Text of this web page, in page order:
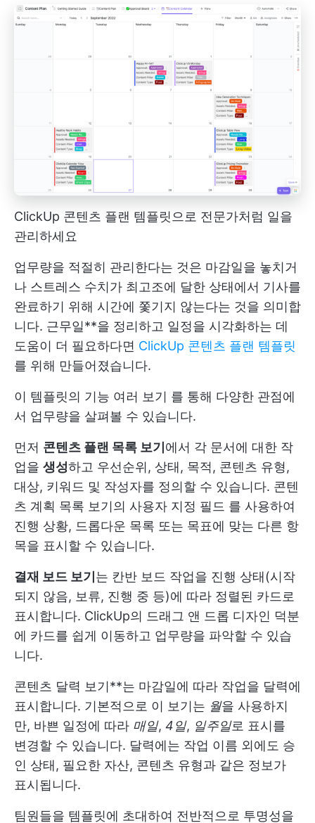
ClickUp 콘텐츠 플랜 템플릿으로 전문가처럼 일을
관리하세요
업무량을 적절히 관리한다는 것은 마감일을 놓치거
나 스트레스 수치가 최고조에 달한 상태에서 기사를
완료하기 위해 시간에 쫓기지 않는다는 것을 의미합
니다. 근무일**을 정리하고 일정을 시각화하는 데
도움이 더 필요하다면 ClickUp 콘텐츠 플랜 템플릿
를 위해 만들어졌습니다.
이 템플릿의 기능 여러 보기 를 통해 다양한 관점에
서 업무량을 살펴볼 수 있습니다.
먼저 콘텐츠 플랜 목록 보기 에서 각 문서에 대한 작
업을 생성하고 우선순위, 상태, 목적, 콘텐츠 유형,
대상, 키워드 및 작성자를 정의할 수 있습니다. 콘텐
츠 계획 목록 보기의 사용자 지정 필드 를 사용하여
진행 상황, 드롭다운 목록 또는 목표에 맞는 다른 항
목을 표시할 수 있습니다.
결재 보드 보기 는 칸반 보드 작업을 진행 상태(시작
되지 않음, 보류, 진행 중 등)에 따라 정렬된 카드로
표시합니다. ClickUp의 드래그 앤 드롭 디자인 덕분
에 카드를 쉽게 이동하고 업무량을 파악할 수 있습
니다.
콘텐츠 달력 보기**는 마감일에 따라 작업을 달력에
표시합니다. 기본적으로 이 보기는 월을 사용하지
만, 바쁜 일정에 따라 매일, 4일, 일주일로 표시를
변경할 수 있습니다. 달력에는 작업 이름 외에도 승
인 상태, 필요한 자산, 콘텐츠 유형과 같은 정보가
표시됩니다.
팀원들을 템플릿에 초대하여 전반적으로 투명성을